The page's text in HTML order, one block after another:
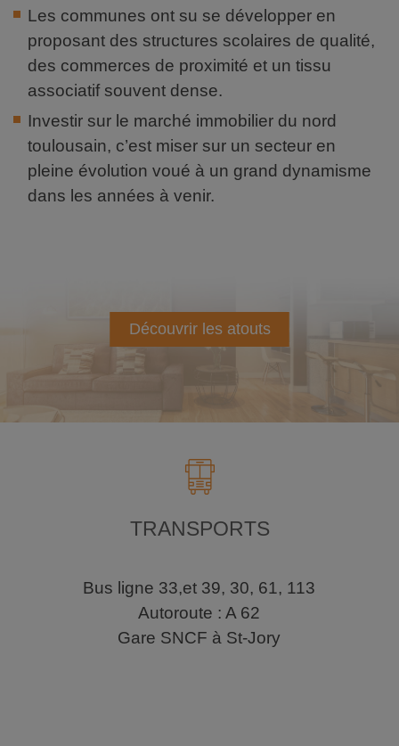
Les communes ont su se développer en
proposant des structures scolaires de qualité,
des commerces de proximité et un tissu
associatif souvent dense.
Investir sur le marché immobilier du nord
toulousain, c’est miser sur un secteur en
pleine évolution voué à un grand dynamisme
dans les années à venir.
Découvrir les atouts
TRANSPORTS
Bus ligne 33,et 39, 30, 61, 113
Autoroute : A 62
Gare SNCF à St-Jory